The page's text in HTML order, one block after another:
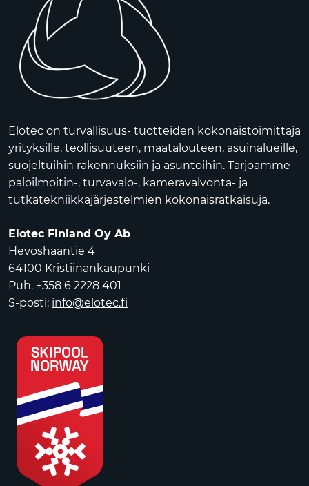
Elotec on turvallisuus- tuotteiden kokonaistoimittaja
yrityksille, teollisuuteen, maatalouteen, asuinalueille,
suojeltuihin rakennuksiin ja asuntoihin. Tarjoamme
paloilmoitin-, turvavalo-, kameravalvonta- ja
tutkatekniikkajärjestelmien kokonaisratkaisuja.
Elotec Finland Oy Ab
Hevoshaantie 4
64100 Kristiinankaupunki
Puh. +358 6 2228 401
S-posti: info@elotec.fi